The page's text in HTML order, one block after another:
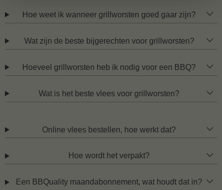
Hoe weet ik wanneer grillworsten goed gaar zijn?
Wat zijn de beste bijgerechten voor grillworsten?
Hoeveel grillworsten heb ik nodig voor een BBQ?
Wat is het beste vlees voor grillworsten?
Online vlees bestellen, hoe werkt dat?
Hoe wordt het verpakt?
Een BBQuality maandabonnement, wat houdt dat in?